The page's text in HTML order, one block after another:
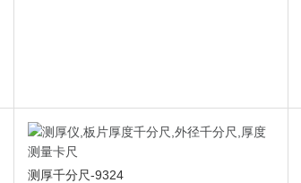
测厚千分尺-9324